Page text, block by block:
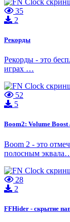
35
2
Рекорды
Рекорды - это
играх …
52
5
Boom2: Volume
Boom 2 - это
полосным
28
2
FFHider - скрытие